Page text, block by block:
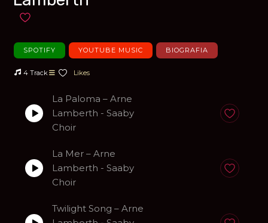
Añadir a favoritos
SPOTIFY YOUTUBE MUSIC BIOGRAFIA
4 Track Likes
La Paloma – Arne
Lamberth - Saaby
Choir
Anadir a
La Mer – Arne
Lamberth - Saaby
Choir
Anadir a
Twilight Song – Arne